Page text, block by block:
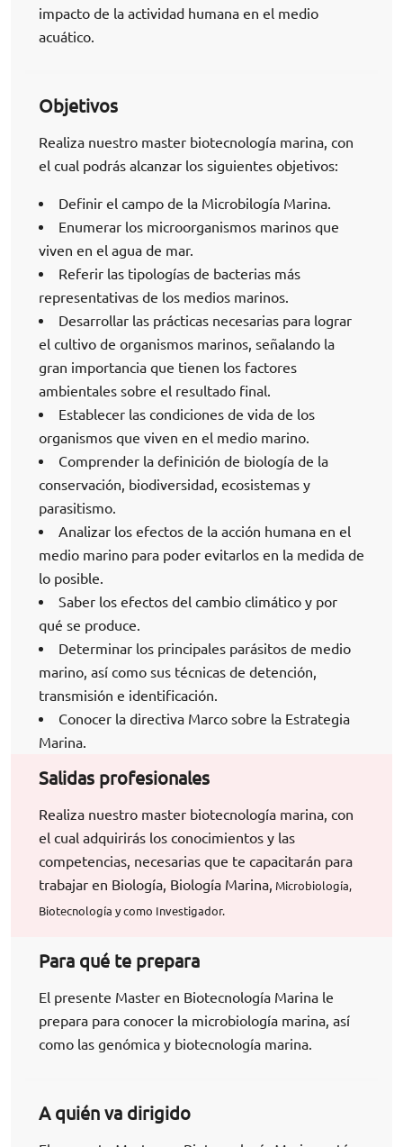
impacto de la actividad humana en el medio
acuático.
Objetivos
Realiza nuestro master biotecnología marina, con
el cual podrás alcanzar los siguientes objetivos:
Definir el campo de la Microbilogía Marina.
Enumerar los microorganismos marinos que
viven en el agua de mar.
Referir las tipologías de bacterias más
representativas de los medios marinos.
Desarrollar las prácticas necesarias para lograr
el cultivo de organismos marinos, señalando la
gran importancia que tienen los factores
ambientales sobre el resultado final.
Establecer las condiciones de vida de los
organismos que viven en el medio marino.
Comprender la definición de biología de la
conservación, biodiversidad, ecosistemas y
parasitismo.
Analizar los efectos de la acción humana en el
medio marino para poder evitarlos en la medida de
lo posible.
Saber los efectos del cambio climático y por
qué se produce.
Determinar los principales parásitos de medio
marino, así como sus técnicas de detención,
transmisión e identificación.
Conocer la directiva Marco sobre la Estrategia
Marina.
Salidas profesionales
Realiza nuestro master biotecnología marina, con
el cual adquirirás los conocimientos y las
competencias, necesarias que te capacitarán para
trabajar en Biología, Biología Marina, Microbiología,
Biotecnología y como Investigador.
Para qué te prepara
El presente Master en Biotecnología Marina le
prepara para conocer la microbiología marina, así
como las genómica y biotecnología marina.
A quién va dirigido